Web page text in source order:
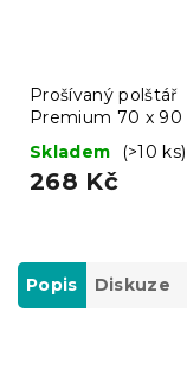
Prošívaný polštář
Premium 70 x 90
Skladem
(>10 ks)
268 Kč
Popis Diskuze